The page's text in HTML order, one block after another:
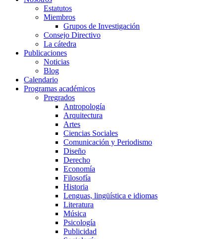
Estatutos
Miembros
Grupos de Investigación
Consejo Directivo
La cátedra
Publicaciones
Noticias
Blog
Calendario
Programas académicos
Pregrados
Antropología
Arquitectura
Artes
Ciencias Sociales
Comunicación y Periodismo
Diseño
Derecho
Economía
Filosofía
Historia
Lenguas, lingüística e idiomas
Literatura
Música
Psicología
Publicidad